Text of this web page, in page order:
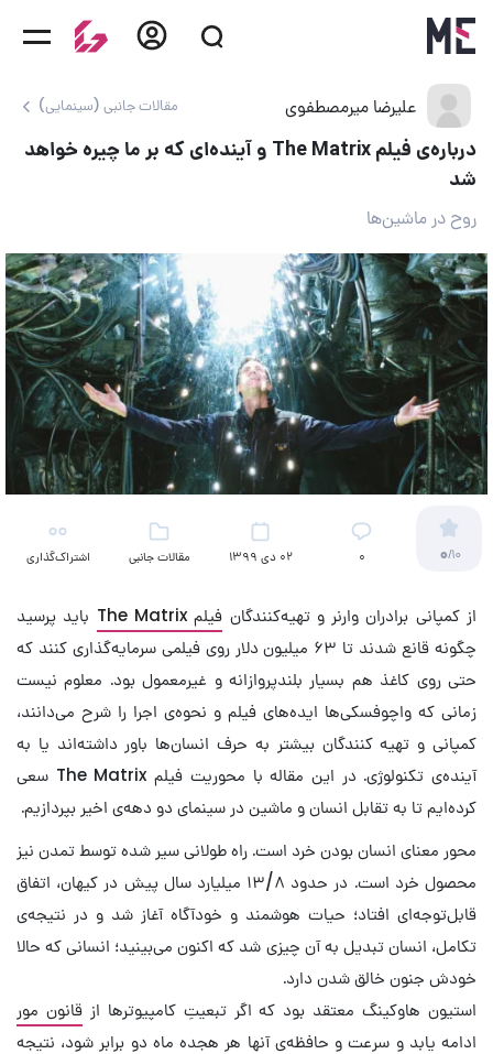
علیرضا میرمصطفوی مقالات جانبی (سینمایی)
درباره‌ی فیلم The Matrix و آینده‌ای که بر ما چیره خواهد
شد
روح در ماشین‌ها
0/10 ۰ 02 دی 1399
مقالات جانبی
اشتراک‌گذاری
از کمپانی برادران وارنر و تهیه‌کنندگان فیلم The Matrix
باید پرسید
چگونه قانع شدند تا ۶۳ میلیون دلار روی فیلمی سرمایه‌گذاری کنند که
حتی روی کاغذ هم بسیار بلندپروازانه و غیرمعمول بود. معلوم نیست
زمانی که واچوفسکی‌ها ایده‌های فیلم و نحوه‌ی‌ اجرا را شرح می‌دانند،
کمپانی و تهیه کنندگان بیشتر به حرف انسان‌ها باور داشته‌اند یا به
آینده‌ی تکنولوژی. در اين مقاله با محوریت فیلم The Matrix سعی
کرده‌ایم تا به تقابل انسان و ماشین در سینمای دو دهه‌ی اخیر بپردازیم.
محور معنای انسان بودن خرد است. راه طولانی سیر شده توسط تمدن نیز
محصول خرد است. در حدود ۱۳/۸ میلیارد سال پیش در کیهان، اتفاق
قابل‌توجه‌ای افتاد؛ حیات هوشمند و خودآگاه آغاز شد و در نتیجه‌ی
تکامل، انسان تبدیل به آن‌ چیزی شد که اکنون می‌بینید؛ انسانی که حالا
خودش جنون خالق شدن دارد.
استیون هاوکینگ معتقد بود که اگر تبعیتِ کامپیوترها ازقانون مور
ادامه یابد و سرعت و حافظه‌ی آنها هر هجده ماه دو برابر شود، نتیجه‌